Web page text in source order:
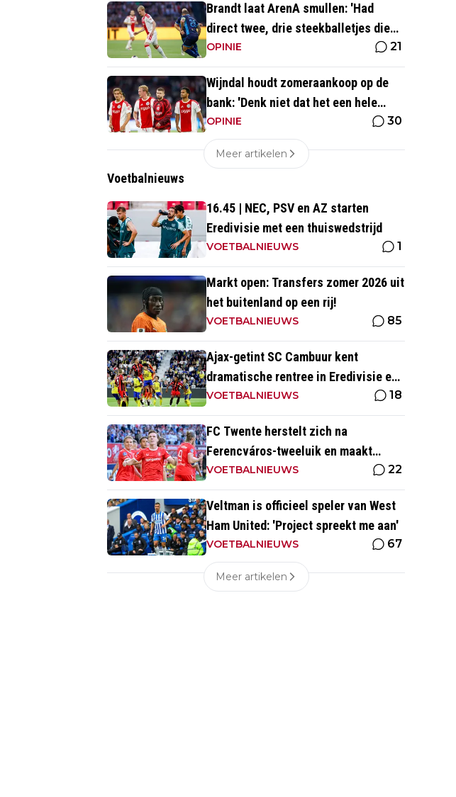
Brandt laat ArenA smullen: 'Had
direct twee, drie steekballetjes die
gewoon perfect waren'
OPINIE 21
Wijndal houdt zomeraankoop op de
bank: 'Denk niet dat het een hele
goede verdediger is'
OPINIE 30
Meer artikelen
Voetbalnieuws
16.45 | NEC, PSV en AZ starten
Eredivisie met een thuiswedstrijd
VOETBALNIEUWS 1
Markt open: Transfers zomer 2026 uit
het buitenland op een rij!
VOETBALNIEUWS 85
Ajax-getint SC Cambuur kent
dramatische rentree in Eredivisie en
krijgt pak slaag in eigen huis
VOETBALNIEUWS 18
FC Twente herstelt zich na
Ferencváros-tweeluik en maakt
gehakt van Slowaakse opponent
VOETBALNIEUWS 22
Veltman is officieel speler van West
Ham United: 'Project spreekt me aan'
VOETBALNIEUWS 67
Meer artikelen